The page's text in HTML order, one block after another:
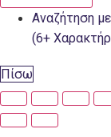
Αναζήτηση
(6+
Πίσω